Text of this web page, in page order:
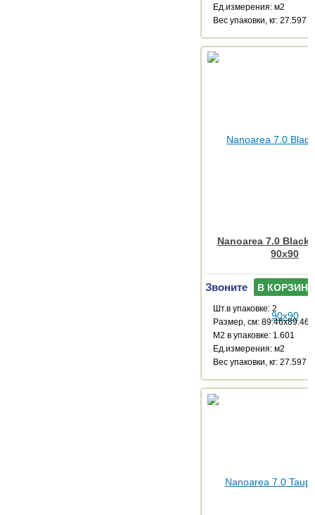
Ед.измерения: м2
Веc упаковки, кг: 27.597
Nanoarea 7.0 Black
90x90
Звоните В КОРЗИНУ
Шт.в упаковке: 2
Размер, см: 89.46x89.46
М2 в упаковке: 1.601
Ед.измерения: м2
Веc упаковки, кг: 27.597